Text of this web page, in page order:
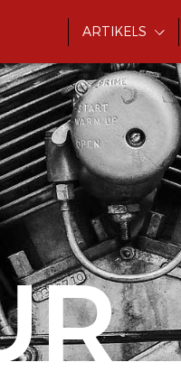
ARTIKELS